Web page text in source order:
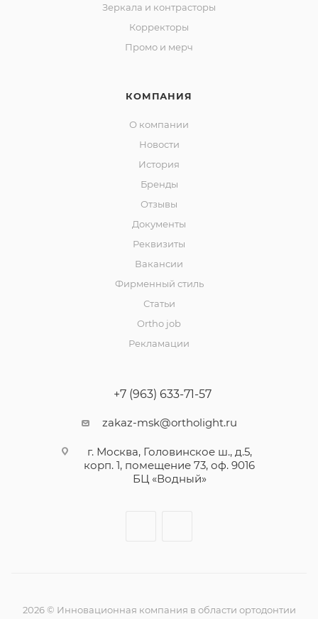
Зеркала и контраcторы
Корректоры
Промо и мерч
КОМПАНИЯ
О компании
Новости
История
Бренды
Отзывы
Документы
Реквизиты
Вакансии
Фирменный стиль
Статьи
Ortho job
Рекламации
+7 (963) 633-71-57
zakaz-msk@ortholight.ru
г. Москва, Головинское ш., д.5,
корп. 1, помещение 73, оф. 9016
БЦ «Водный»
2026 © Инновационная компания в области ортодонтии